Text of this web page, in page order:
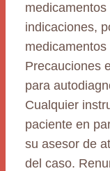
indicaciones,
Precauciones
para
Cualquier
paciente en
su asesor de
del caso.